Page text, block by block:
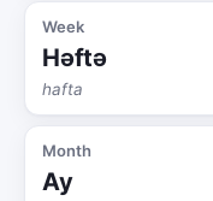
Week
Həftə
hafta
Month
Ay